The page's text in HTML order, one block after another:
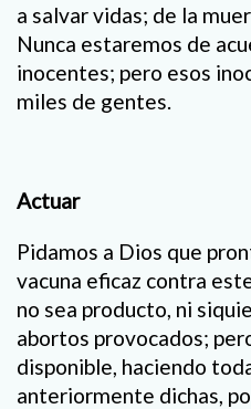
a salvar vidas; de la
Nunca estaremos de
inocentes; pero esos
miles de gentes.
Actuar
Pidamos a Dios que
vacuna eficaz contra
no sea producto, ni
abortos provocados;
disponible, haciendo
anteriormente dichas,